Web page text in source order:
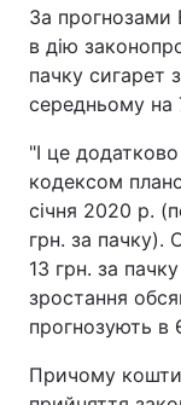
За прогнозами
в дію
пачку сигарет
середньому на
"І це
кодексом
січня 2020 р.
грн. за пачку).
13 грн. за
зростання
прогнозують в
Причому кошти